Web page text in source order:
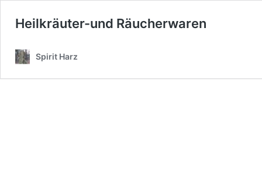
Heilkräuter-und Räucherwaren
Spirit Harz